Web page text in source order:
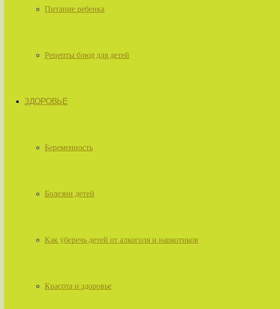
Питание ребенка
Рецепты блюд для детей
ЗДОРОВЬЕ
Беременность
Болезни детей
Как уберечь детей от алкоголя и наркотиков
Красота и здоровье